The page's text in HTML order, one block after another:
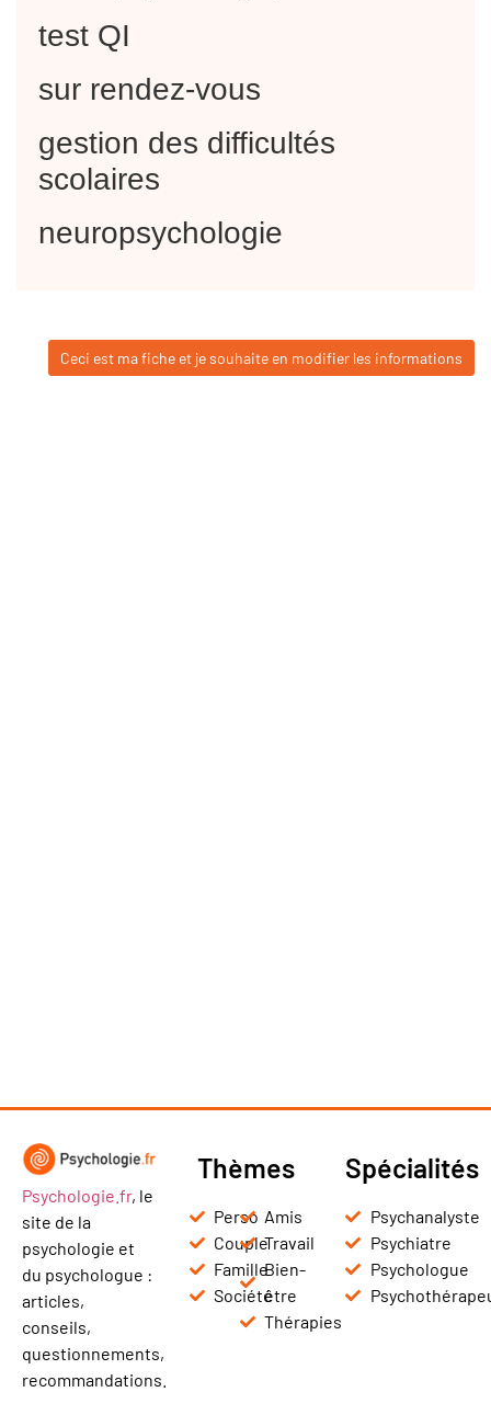
test QI
sur rendez-vous
gestion des difficultés
scolaires
neuropsychologie
Ceci est ma fiche et je souhaite en modifier les informations
Psychologie.fr, le
site de la
psychologie et
du psychologue :
articles,
conseils,
questionnements,
recommandations.
Thèmes
Perso
Couple
Famille
Société
Amis
Travail
Bien-
être
Thérapies
Spécialités
Psychanalyste
Psychiatre
Psychologue